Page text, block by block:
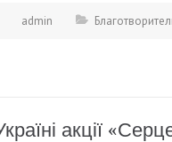
admin
акції